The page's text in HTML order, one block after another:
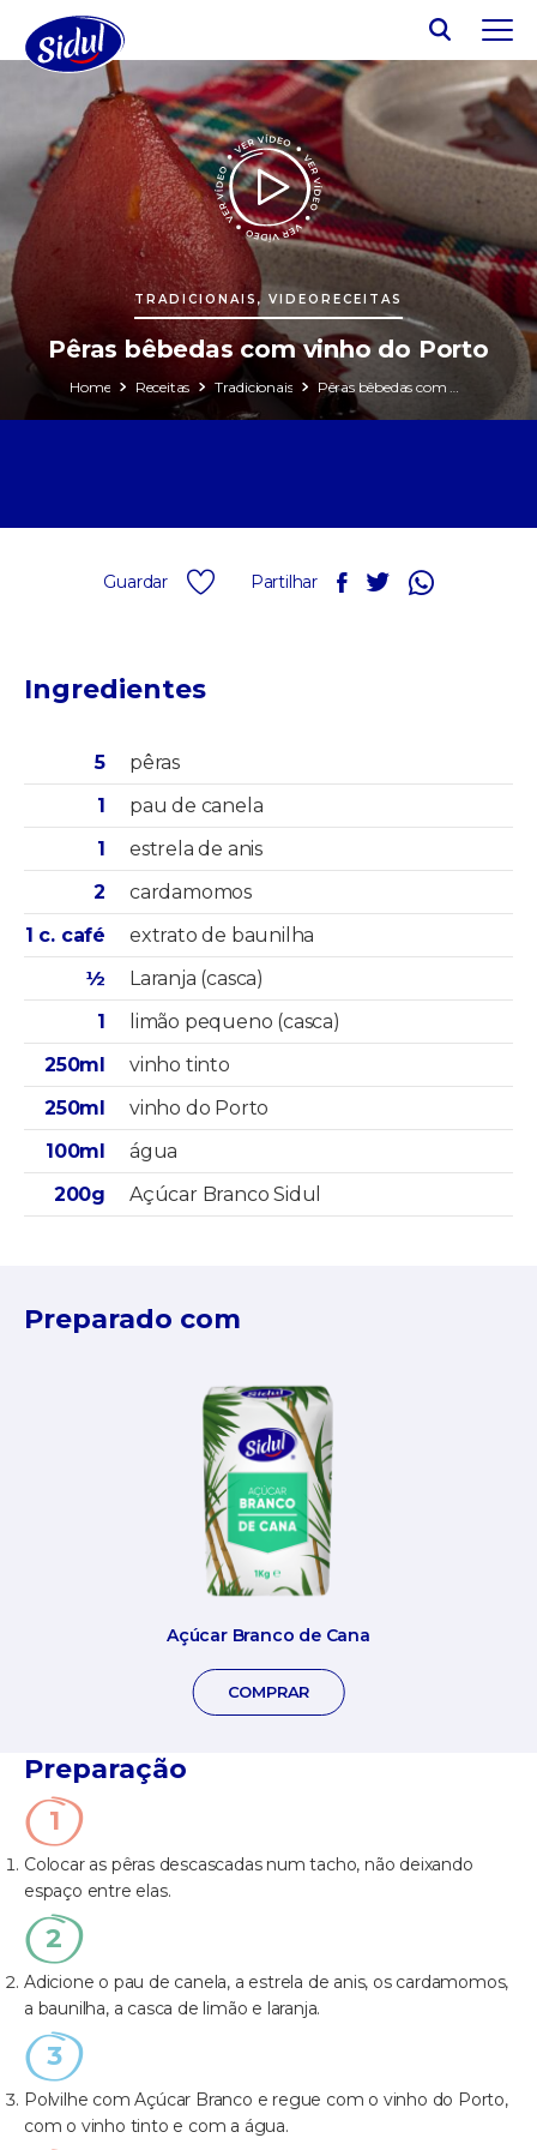
TRADICIONAIS, VIDEORECEITAS
Pêras bêbedas com vinho do Porto
Home Receitas Tradicionais Pêras bêbedas com vinho do Porto
Guardar Partilhar
Ingredientes
5
pêras
1
pau de canela
1
estrela de anis
2
cardamomos
1 c. café
extrato de baunilha
½
Laranja (casca)
1
limão pequeno (casca)
250ml
vinho tinto
250ml
vinho do Porto
100ml
água
200g
Açúcar Branco Sidul
Preparado com
Açúcar Branco de Cana
COMPRAR
Preparação
Colocar as pêras descascadas num tacho, não deixando
espaço entre elas.
Adicione o pau de canela, a estrela de anis, os cardamomos,
a baunilha, a casca de limão e laranja.
Polvilhe com Açúcar Branco e regue com o vinho do Porto,
com o vinho tinto e com a água.